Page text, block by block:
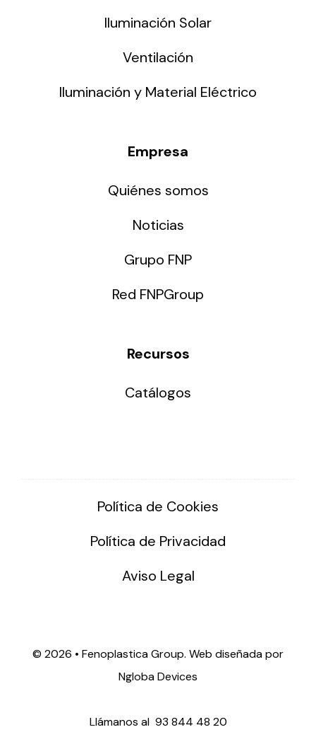
Iluminación Solar
Ventilación
Iluminación y Material Eléctrico
Empresa
Quiénes somos
Noticias
Grupo FNP
Red FNPGroup
Recursos
Catálogos
Política de Cookies
Política de Privacidad
Aviso Legal
© 2026 • Fenoplastica Group. Web diseñada por
Ngloba Devices
Llámanos al 93 844 48 20